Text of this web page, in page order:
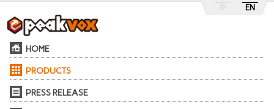
EN
HOME
PRODUCTS
PRESS RELEASE